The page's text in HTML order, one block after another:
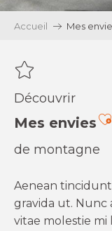
Accueil Mes
Découvrir
Mes envies
de montagne
Aenean
gravida ut.
vitae molestie mi